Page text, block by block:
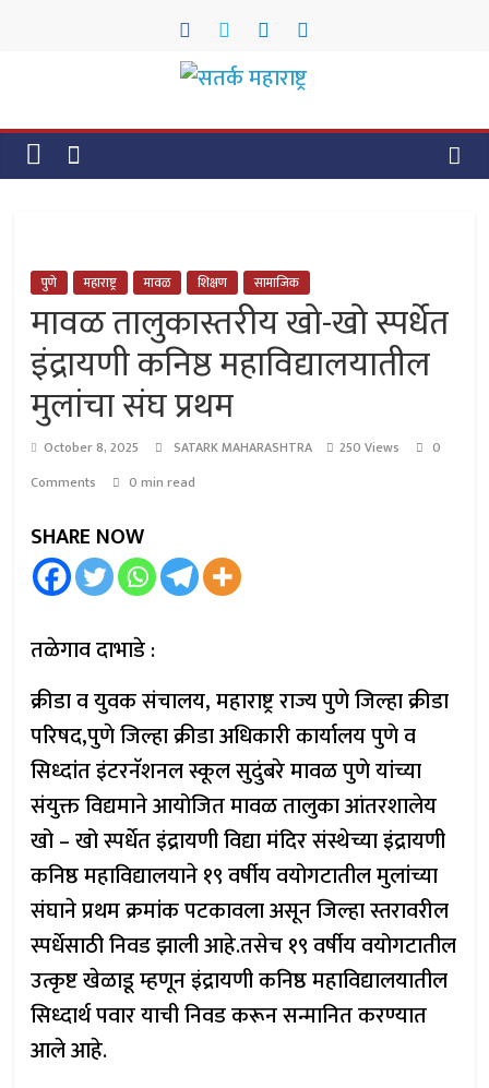
सतर्क
महाराष्ट्र
पुणे महाराष्ट्र मावळ शिक्षण सामाजिक
मावळ तालुकास्तरीय खो-खो स्पर्धेत
इंद्रायणी कनिष्ठ महाविद्यालयातील
मुलांचा संघ प्रथम
October 8, 2025 SATARK MAHARASHTRA 250 Views
0
Comments
0 min read
SHARE NOW
तळेगाव दाभाडे :
क्रीडा व युवक संचालय, महाराष्ट्र राज्य पुणे जिल्हा क्रीडा
परिषद,पुणे जिल्हा क्रीडा अधिकारी कार्यालय पुणे व
सिध्दांत इंटरनॅशनल स्कूल सुदुंबरे मावळ पुणे यांच्या
संयुक्त विद्यमाने आयोजित मावळ तालुका आंतरशालेय
खो – खो स्पर्धेत इंद्रायणी विद्या मंदिर संस्थेच्या इंद्रायणी
कनिष्ठ महाविद्यालयाने १९ वर्षीय वयोगटातील मुलांच्या
संघाने प्रथम क्रमांक पटकावला असून जिल्हा स्तरावरील
स्पर्धेसाठी निवड झाली आहे.तसेच १९ वर्षीय वयोगटातील
उत्कृष्ट खेळाडू म्हणून इंद्रायणी कनिष्ठ महाविद्यालयातील
सिध्दार्थ पवार याची निवड करून सन्मानित करण्यात
आले आहे.